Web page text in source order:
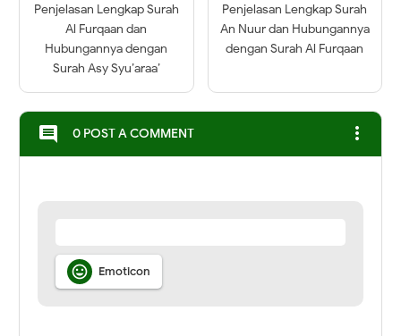
Penjelasan Lengkap Surah
Al Furqaan dan
Hubungannya dengan
Surah Asy Syu’araa’
Penjelasan Lengkap Surah
An Nuur dan Hubungannya
dengan Surah Al Furqaan
comment 0 POST A COMMENT more_vert
 Emoticon